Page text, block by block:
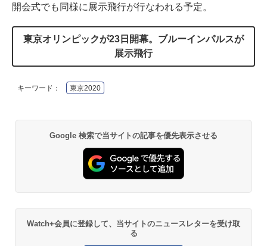
開会式でも同様に展示飛行が行なわれる予定。
東京オリンピックが23日開幕。ブルーインパルスが
展示飛行
キーワード： 東京2020
Google 検索で当サイトの記事を優先表示させる
Watch+会員に登録して、当サイトのニュースレターを受け取
る